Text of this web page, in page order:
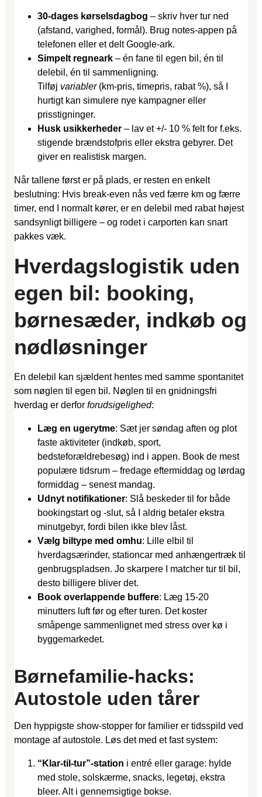
30-dages kørselsdagbog – skriv hver tur ned
(afstand, varighed, formål). Brug notes-appen på
telefonen eller et delt Google-ark.
Simpelt regneark – én fane til egen bil, én til
delebil, én til sammenligning.
Tilføj variabler(km-pris, timepris, rabat %), så I
hurtigt kan simulere nye kampagner eller
prisstigninger.
Husk usikkerheder – lav et +/- 10 % felt for f.eks.
stigende brændstofpris eller ekstra gebyrer. Det
giver en realistisk margen.
Når tallene først er på plads, er resten en enkelt
beslutning: Hvis break-even nås ved færre km og færre
timer, end I normalt kører, er en delebil med rabat højest
sandsynligt billigere – og rodet i carporten kan snart
pakkes væk.
Hverdagslogistik uden
egen bil: booking,
børnesæder, indkøb og
nødløsninger
En delebil kan sjældent hentes med samme spontanitet
som nøglen til egen bil. Nøglen til en gnidningsfri
hverdag er derfor forudsigelighed:
Læg en ugerytme: Sæt jer søndag aften og plot
faste aktiviteter (indkøb, sport,
bedsteforældrebesøg) ind i appen. Book de mest
populære tidsrum – fredage eftermiddag og lørdag
formiddag – senest mandag.
Udnyt notifikationer: Slå beskeder til for både
bookingstart og -slut, så I aldrig betaler ekstra
minutgebyr, fordi bilen ikke blev låst.
Vælg biltype med omhu: Lille elbil til
hverdagsærinder, stationcar med anhængertræk til
genbrugspladsen. Jo skarpere I matcher tur til bil,
desto billigere bliver det.
Book overlappende buffere: Læg 15-20
minutters luft før og efter turen. Det koster
småpenge sammenlignet med stress over kø i
byggemarkedet.
Børnefamilie-hacks:
Autostole uden tårer
Den hyppigste show-stopper for familier er tidsspild ved
montage af autostole. Løs det med et fast system:
“Klar-til-tur”-station i entré eller garage: hylde
med stole, solskærme, snacks, legetøj, ekstra
bleer. Alt i gennemsigtige bokse.